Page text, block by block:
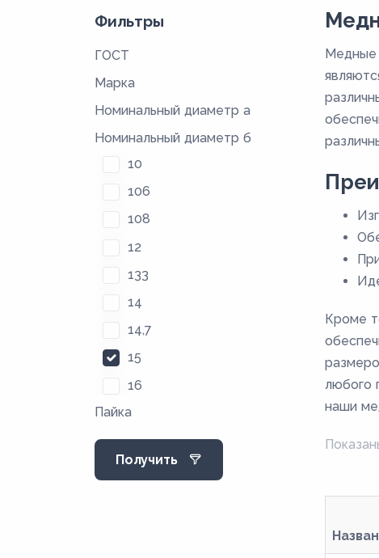
Фильтры
ГОСТ
Марка
Номинальный диаметр а
Номинальный диаметр б
10
106
108
12
133
14
14,7
15
16
18
21
22
Пайка
Получить
Медные
Кроме
любого
наши